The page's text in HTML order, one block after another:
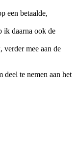
een betaalde,
ik daarna ook de
verder mee aan de
deel te nemen aan het